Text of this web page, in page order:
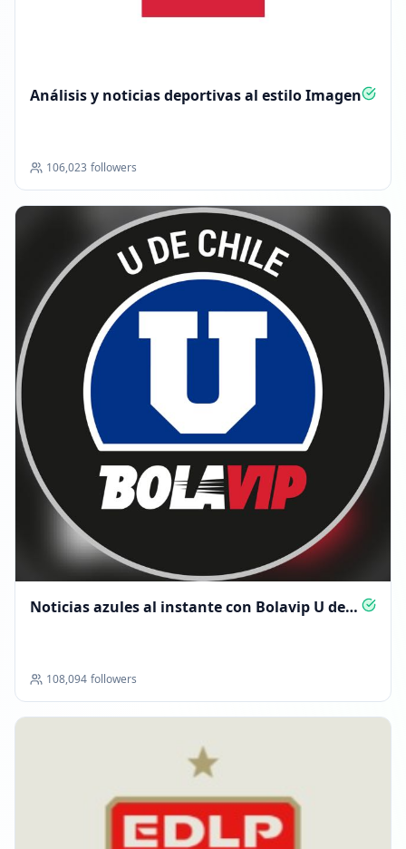
Análisis y noticias deportivas al estilo Imagen
106,023 followers
Noticias azules al instante con Bolavip U de
108,094 followers